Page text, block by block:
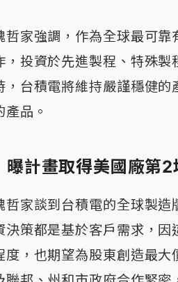
哲家強調，作為全球最可
，投資於先進製程、特殊
，台積電將維持嚴謹穩健
產品。
曝計畫取得美國廠第
哲家談到台積電的全球製
決策都是基於客戶需求，
度，也期望為股東創造最大